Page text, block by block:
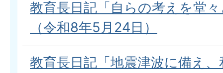
教育長日記「自らの考えを堂
（令和8年5月24日）
教育長日記「地震津波に備え